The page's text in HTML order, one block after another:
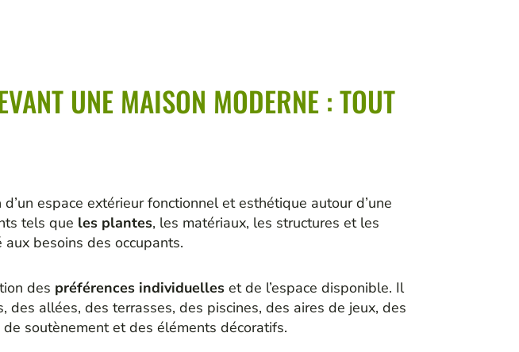
UNE MAISON MODERNE : TOUT
espace extérieur fonctionnel et esthétique autour d’une
tels que les plantes, les matériaux, les structures et les
besoins des occupants.
des préférences individuelles et de l’espace disponible. Il
allées, des terrasses, des piscines, des aires de jeux, des
soutènement et des éléments décoratifs.